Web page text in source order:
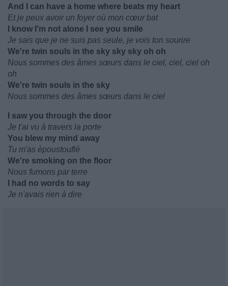
And I can have a home where beats my heart
Et je peux avoir un foyer où mon cœur bat
I know I'm not alone I see you smile
Je sais que je ne suis pas seule, je vois ton sourire
We're twin souls in the sky sky sky oh oh
Nous sommes des âmes sœurs dans le ciel, ciel, ciel oh
oh
We're twin souls in the sky
Nous sommes des âmes sœurs dans le ciel
I saw you through the door
Je t'ai vu à travers la porte
You blew my mind away
Tu m'as époustouflé
We're smoking on the floor
Nous fumons par terre
I had no words to say
Je n'avais rien à dire